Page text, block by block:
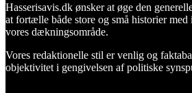
Hasserisavis.dk ønsker at øge den
at fortælle både store og små historier med
vores dækningsområde.
Vores redaktionelle stil er venlig og
objektivitet i gengivelsen af politiske